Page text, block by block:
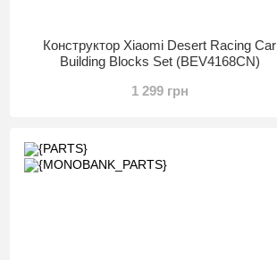
Конструктор Xiaomi Desert Racing Car
Building Blocks Set (BEV4168CN)
1 299 грн